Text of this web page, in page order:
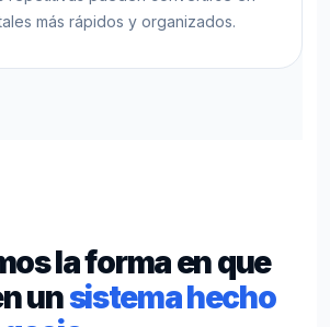
más rápidos y organizados.
la forma en que
unsistema hecho